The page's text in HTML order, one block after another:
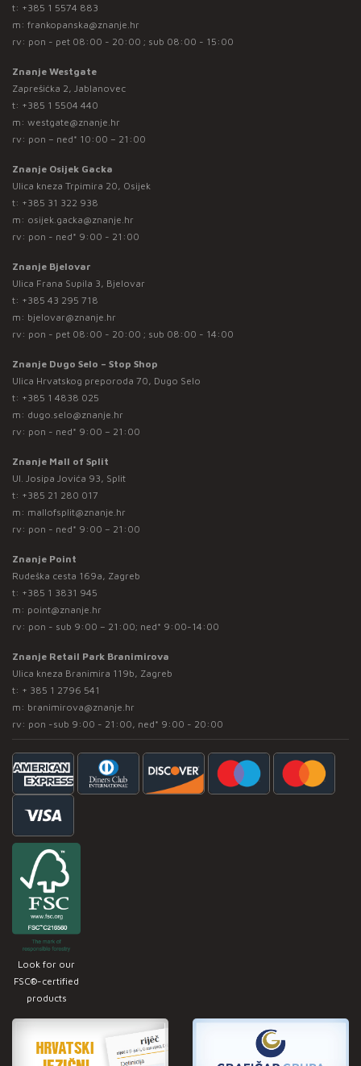
t: +385 1 5574 883
m: frankopanska@znanje.hr
rv: pon - pet 08:00 - 20:00 ; sub 08:00 - 15:00
Znanje Westgate
Zaprešićka 2, Jablanovec
t: +385 1 5504 440
m: westgate@znanje.hr
rv: pon – ned* 10:00 – 21:00
Znanje Osijek Gacka
Ulica kneza Trpimira 20, Osijek
t: +385 31 322 938
m: osijek.gacka@znanje.hr
rv: pon - ned* 9:00 - 21:00
Znanje Bjelovar
Ulica Frana Supila 3, Bjelovar
t: +385 43 295 718
m: bjelovar@znanje.hr
rv: pon - pet 08:00 - 20:00 ; sub 08:00 - 14:00
Znanje Dugo Selo – Stop Shop
Ulica Hrvatskog preporoda 70, Dugo Selo
t: +385 1 4838 025
m: dugo.selo@znanje.hr
rv: pon - ned* 9:00 – 21:00
Znanje Mall of Split
Ul. Josipa Jovića 93, Split
t: +385 21 280 017
m: mallofsplit@znanje.hr
rv: pon - ned* 9:00 – 21:00
Znanje Point
Rudeška cesta 169a, Zagreb
t: +385 1 3831 945
m: point@znanje.hr
rv: pon - sub 9:00 – 21:00; ned* 9:00-14:00
Znanje Retail Park Branimirova
Ulica kneza Branimira 119b, Zagreb
t: + 385 1 2796 541
m: branimirova@znanje.hr
rv: pon -sub 9:00 - 21:00, ned* 9:00 - 20:00
Look for our
FSC®-certified
products